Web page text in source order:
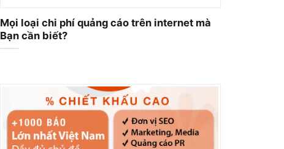
Mọi loại chi phí quảng cáo trên internet mà
Bạn cần biết?